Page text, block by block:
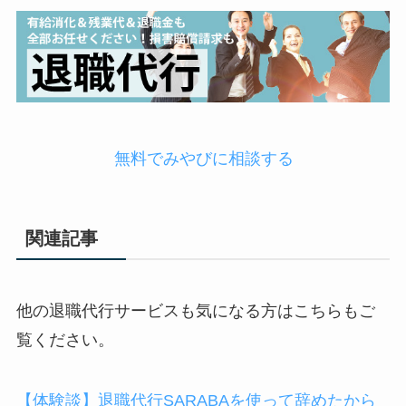
無料でみやびに相談する
関連記事
他の退職代行サービスも気になる方はこちらもご
覧ください。
【体験談】退職代行SARABAを使って辞めたから